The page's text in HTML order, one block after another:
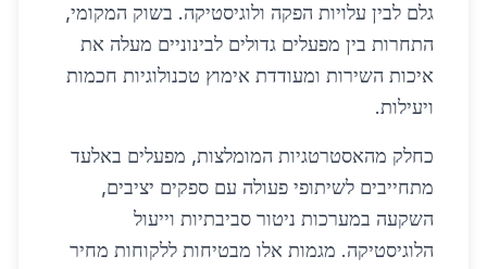
גלם לבין עלויות הפקה ולוגיסטיקה. בשוק המקומי,
התחרות בין מפעלים גדולים לבינוניים מעלה את
איכות השירות ומעודדת אימוץ טכנולוגיות חכמות
ויעילות.
כחלק מהאסטרטגיות המומלצות, מפעלים באלעד
מתחייבים לשיתופי פעולה עם ספקים יציבים,
השקעה במערכות ניטור סביבתיות וייעול
הלוגיסטיקה. מגמות אלו מבטיחות ללקוחות מחיר